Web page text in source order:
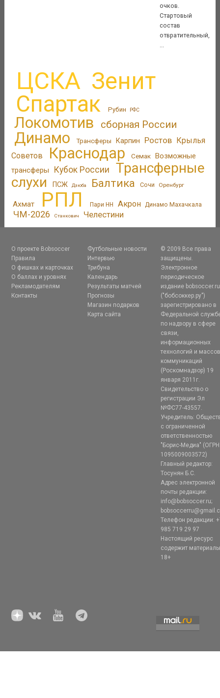
очков.
Стартовый
состав
отвратительный,
ЦСКА Зенит
Спартак Рубин РФС
Локомотив сборная России
Динамо Трансферы Карпин Ростов Крылья
Советов
Краснодар Семак Возможные
трансферы
Кубок России
Трансферные
слухи
ПСЖ Дзюба Балтика Сочи Оренбург
Ахмат РПЛ Пари НН Акрон Динамо Махачкала
ЧМ-2026 Станкович Челестини
О проекте Bobsoccer
Правила
О фишках и карточках
О баллах и уровнях
Рекламодателям
Контакты
Футбольные новости
Интервью
Трибуна
Календарь
Результаты матчей
Прогнозы
Магазин подарков
Карта сайта
© 2009 Все права
защищены.
Электронное
периодическое
издание bobsoccer.ru
("бобсоккер.ру")
зарегистрировано в
Федеральной
по надзору в сфере
связи,
информационных
технологий и
коммуникаций
(Роскомнадзор) 19
января 2011г.
Свидетельство о
регистрации Эл
№ФС77-43557.
Учредитель:
с ограниченной
ответственностью
"Борис-Медиа" (ОГРН
1095009003572)
Главный редактор:
Тосунян Б.С.
Адрес электронной
почты редакции:
info@bobsoccer.ru;
Телефон редакции:
985 719 29 97
Настоящий ресурс
содержит
18+